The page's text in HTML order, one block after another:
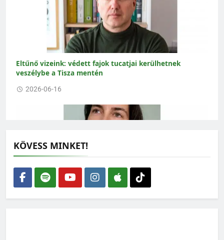
Eltűnő vizeink: védett fajok tucatjai kerülhetnek
veszélybe a Tisza mentén
2026-06-16
Amikor az ökológus rajzolni kezd – interjú Gallé-Szpisjak
Nikolettel
KÖVESS MINKET!